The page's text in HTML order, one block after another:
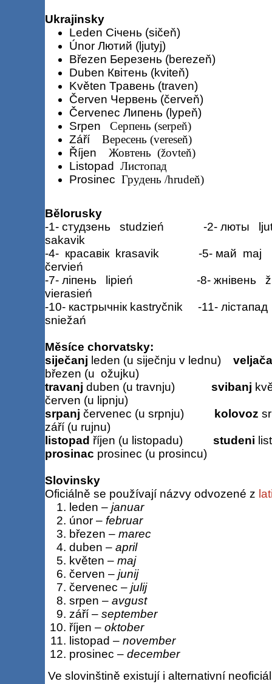
Ukrajinsky
Leden Січень (sičeň)
Únor Лютий (ljutyj)
Březen Березень (berezeň)
Duben Квітень (kviteň)
Květen Травень (traven)
Červen Червень (červeň)
Červenec Липень (lypeň)
Srpen
Серпень (serpeň)
Září
Вересень (vereseň)
Říjen
Жовтень (žovteň)
Listopad
Листопад
Prosinec Грудень /hrudeň)
Bělorusky
-1- студзень
studzień -2- люты
sakavik
-4- красавік krasavik -5- май maj
červień
-7- ліпень
lipień -8- жнівень
vierasień
-10- кастрычнік kastryčnik
-11- лістапад
sniežań
Měsíce chorvatsky:
siječanj leden (u siječnju v lednu)
veljača
březen (u ožujku)
travanj duben (u travnju) svibanj
červen (u lipnju)
srpanj červenec (u srpnju) kolovoz
září (u rujnu)
listopad říjen (u listopadu) studeni
prosinac prosinec (u prosincu)
Slovinsky
Oficiálně se používají názvy odvozené z
leden – januar
únor – februar
březen – marec
duben – april
květen – maj
červen – junij
červenec – julij
srpen – avgust
září – september
říjen – oktober
listopad – november
prosinec – december
Ve slovinštině existují i alternativní